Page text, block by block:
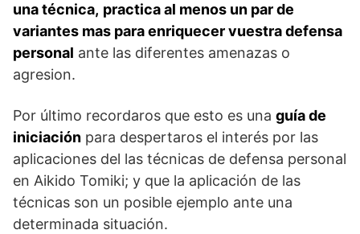
una técnica, practica al menos un par de
variantes mas para enriquecer vuestra defensa
personal ante las diferentes amenazas o
agresion.
Por último recordaros que esto es una guía de
iniciación para despertaros el interés por las
aplicaciones del las técnicas de defensa personal
en Aikido Tomiki; y que la aplicación de las
técnicas son un posible ejemplo ante una
determinada situación.